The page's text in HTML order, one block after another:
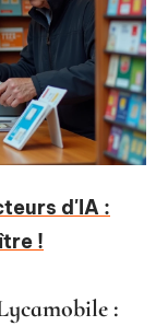
d'IA :
!
: